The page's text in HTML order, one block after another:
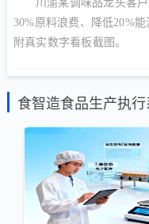
川渝某调味品龙头客
30%原料浪费、降低20%
附真实数字看板截图。
食智造食品生产执